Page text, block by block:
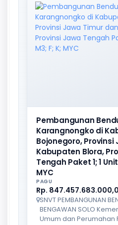
Pembangunan
Karangnongko di
Bojonegoro,
Kabupaten Blora,
Tengah Paket 1; 1
MYC
PAGU
Rp.
SNVT PEMBANGUNAN
BENGAWAN SOLO
Umum dan Perumahan